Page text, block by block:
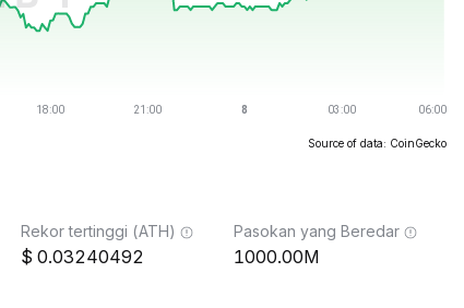
Source of data: CoinGecko
Rekor tertinggi (ATH)
0.03240492
Pasokan yang Beredar
1000.00M